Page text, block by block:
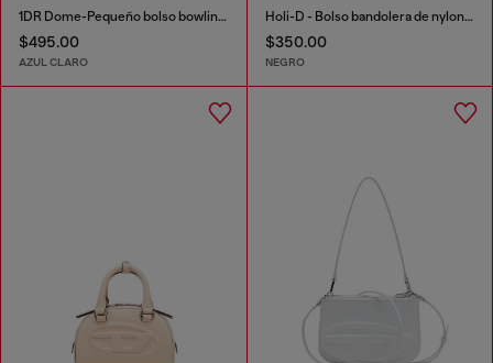
1DR Dome-Pequeño bolso bowling de denim con logo Oval D
$495.00
AZUL CLARO
Holi-D - Bolso bandolera de nylon con bolsillo interior
$350.00
NEGRO